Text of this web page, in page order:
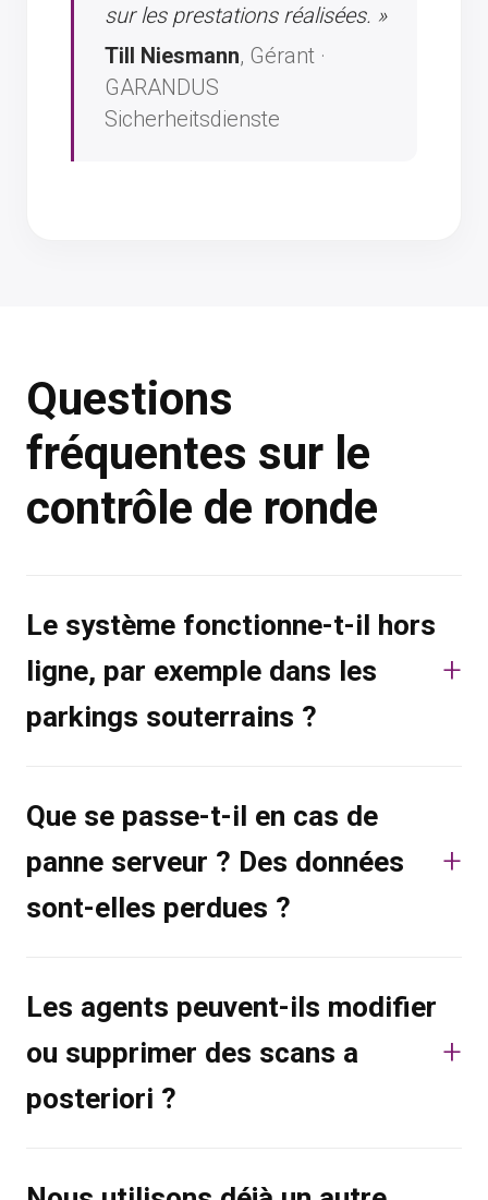
sur les prestations réalisées. »
Till Niesmann, Gérant ·
GARANDUS
Sicherheitsdienste
Questions
fréquentes sur le
contrôle de ronde
Le système fonctionne-t-il hors
ligne, par exemple dans les
parkings souterrains ?
Que se passe-t-il en cas de
panne serveur ? Des données
sont-elles perdues ?
Les agents peuvent-ils modifier
ou supprimer des scans a
posteriori ?